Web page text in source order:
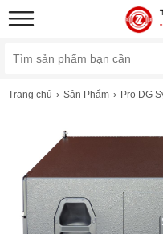
Trang chủ Sản Phẩm Pro DG